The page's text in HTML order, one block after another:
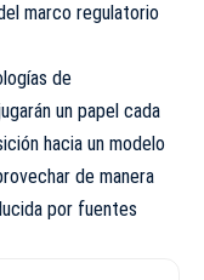
marco regulatorio
de
un papel cada
hacia un modelo
de manera
por fuentes